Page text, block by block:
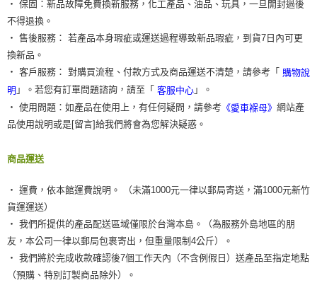
‧ 保固：新品故障免費換新服務，化工產品、油品、玩具，一旦開封過後
不得退換。
‧ 售後服務： 若產品本身瑕疵或運送過程導致新品瑕疵，到貨7日內可更
換新品。
‧ 客戶服務： 對購買流程、付款方式及商品運送不清楚，請參考「 購物說
明 」。若您有訂單問題諮詢，請至「 客服中心 」。
‧ 使用問題：如產品在使用上，有任何疑問，請參考 《愛車褓母》 網站產
品使用說明或是[留言]給我們將會為您解決疑惑。
商品運送
‧ 運費，依本館運費說明。 （未滿1000元一律以郵局寄送，滿1000元新竹
貨運運送）
‧ 我們所提供的產品配送區域僅限於台灣本島。（為服務外島地區的朋
友，本公司一律以郵局包裹寄出，但重量限制4公斤）。
‧ 我們將於完成收款確認後7個工作天內（不含例假日）送產品至指定地點
（預購、特別訂製商品除外）。